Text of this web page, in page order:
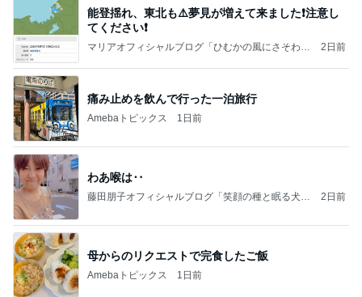
能登揺れ、東北も⚠️夢見が増えて来ました❗️注意し
てください❗️
マリアオフィシャルブログ「ひむかの風にさそわれ
2日前
痛み止めを飲んで行った一泊旅行
Amebaトピックス 1日前
わあ喉は‥
藤田朋子オフィシャルブログ「笑顔の種と眠る犬」
2日前
母からのリクエストで完食したご飯
Amebaトピックス 1日前